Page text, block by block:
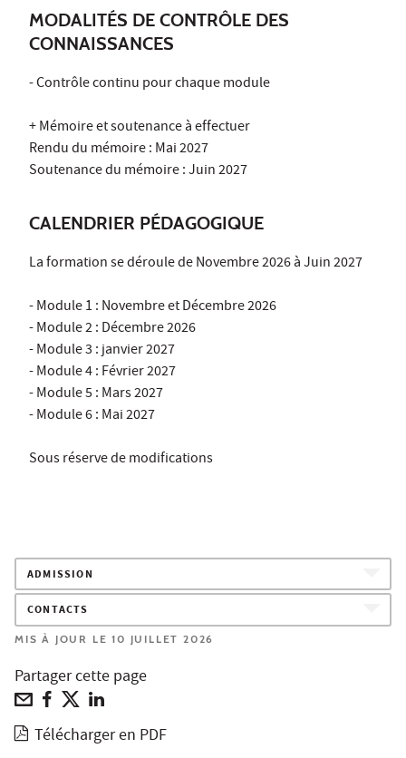
MODALITÉS DE CONTRÔLE DES
CONNAISSANCES
- Contrôle continu pour chaque module
+ Mémoire et soutenance à effectuer
Rendu du mémoire : Mai 2027
Soutenance du mémoire : Juin 2027
CALENDRIER PÉDAGOGIQUE
La formation se déroule de Novembre 2026 à Juin 2027
- Module 1 : Novembre et Décembre 2026
- Module 2 : Décembre 2026
- Module 3 : janvier 2027
- Module 4 : Février 2027
- Module 5 : Mars 2027
- Module 6 : Mai 2027
Sous réserve de modifications
ADMISSION
CONTACTS
MIS À JOUR LE 10 JUILLET 2026
Partager cette page
Télécharger en PDF